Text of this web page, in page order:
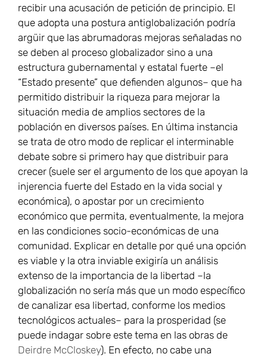
recibir una acusación de petición de principio. El
que adopta una postura antiglobalización podría
argüir que las abrumadoras mejoras señaladas no
se deben al proceso globalizador sino a una
estructura gubernamental y estatal fuerte –el
“Estado presente” que defienden algunos– que ha
permitido distribuir la riqueza para mejorar la
situación media de amplios sectores de la
población en diversos países. En última instancia
se trata de otro modo de replicar el interminable
debate sobre si primero hay que distribuir para
crecer (suele ser el argumento de los que apoyan la
injerencia fuerte del Estado en la vida social y
económica), o apostar por un crecimiento
económico que permita, eventualmente, la mejora
en las condiciones socio-económicas de una
comunidad. Explicar en detalle por qué una opción
es viable y la otra inviable exigiría un análisis
extenso de la importancia de la libertad –la
globalización no sería más que un modo específico
de canalizar esa libertad, conforme los medios
tecnológicos actuales– para la prosperidad (se
puede indagar sobre este tema en las obras de
Deirdre McCloskey). En efecto, no cabe una